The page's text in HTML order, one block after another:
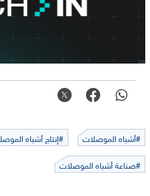
#أشباه الموصلات
#إنتاج أشباه
#صناعة أشباه الموصلات